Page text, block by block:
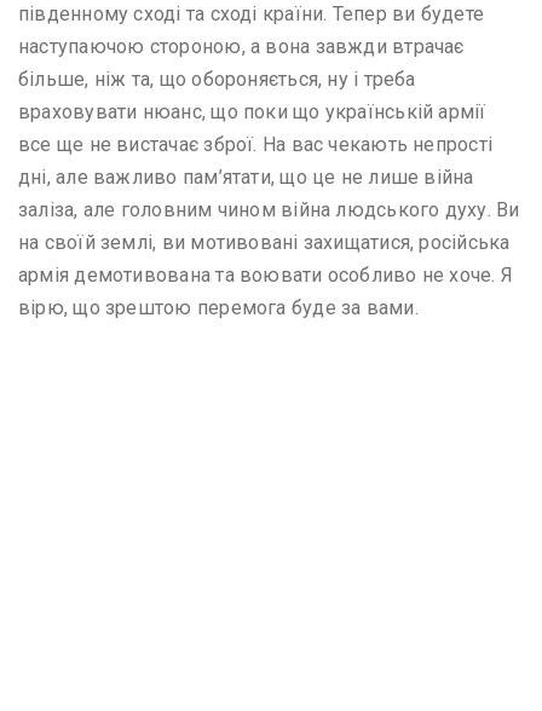
південному сході та сході країни. Тепер ви будете
наступаючою стороною, а вона завжди втрачає
більше, ніж та, що обороняється, ну і треба
враховувати нюанс, що поки що українській армії
все ще не вистачає зброї. На вас чекають непрості
дні, але важливо пам’ятати, що це не лише війна
заліза, але головним чином війна людського духу. Ви
на своїй землі, ви мотивовані захищатися, російська
армія демотивована та воювати особливо не хоче. Я
вірю, що зрештою перемога буде за вами.